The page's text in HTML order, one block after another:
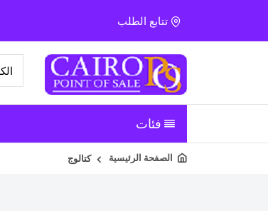
تتابع الطلب
فئات
الصفحة الرئيسية كتالوج